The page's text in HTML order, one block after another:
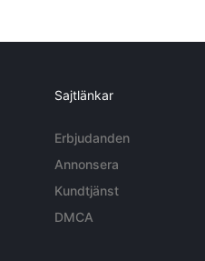
Sajtlänkar
Erbjudanden
Annonsera
Kundtjänst
DMCA